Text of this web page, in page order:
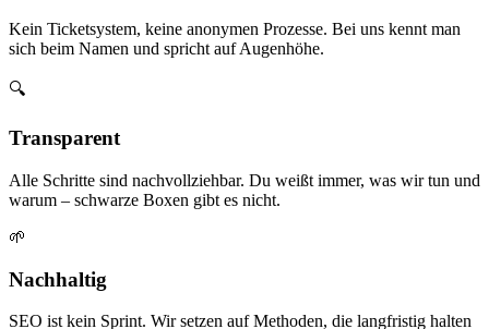
Kein Ticketsystem, keine anonymen Prozesse. Bei uns kennt man
sich beim Namen und spricht auf Augenhöhe.
🔍
Transparent
Alle Schritte sind nachvollziehbar. Du weißt immer, was wir tun und
warum – schwarze Boxen gibt es nicht.
🌱
Nachhaltig
SEO ist kein Sprint. Wir setzen auf Methoden, die langfristig halten